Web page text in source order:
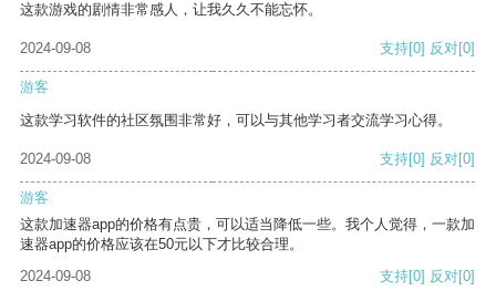
这款游戏的剧情非常感人，让我久久不能忘怀。
2024-09-08 支持[0] 反对[0]
游客
这款学习软件的社区氛围非常好，可以与其他学习者交流学习心得。
2024-09-08 支持[0] 反对[0]
游客
这款加速器app的价格有点贵，可以适当降低一些。我个人觉得，一款加
速器app的价格应该在50元以下才比较合理。
2024-09-08
支持[0] 反对[0]